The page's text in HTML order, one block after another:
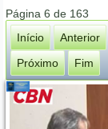
Página 6 de 163
Início
Anterior
Próximo
Fim